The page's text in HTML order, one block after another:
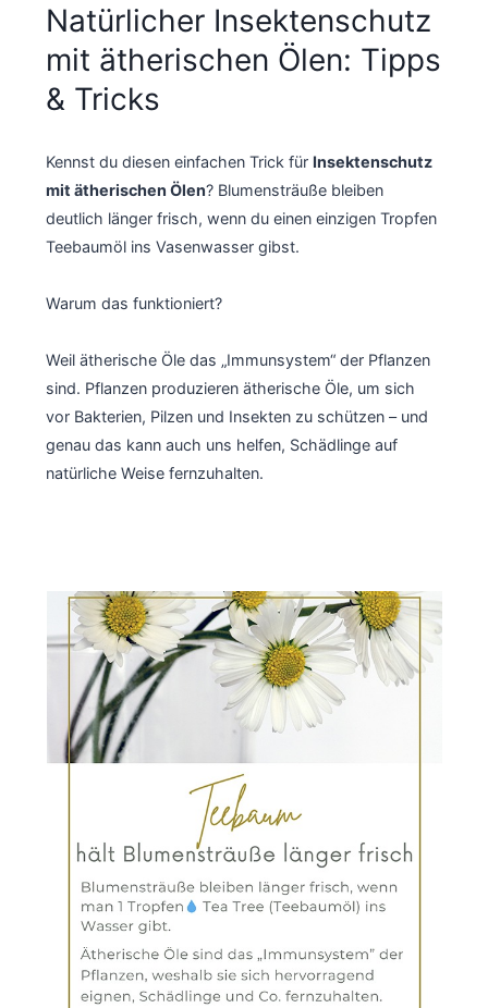
Natürlicher Insektenschutz
mit ätherischen Ölen: Tipps
& Tricks
Kennst du diesen einfachen Trick für Insektenschutz
mit ätherischen Ölen? Blumensträuße bleiben
deutlich länger frisch, wenn du einen einzigen Tropfen
Teebaumöl ins Vasenwasser gibst.
Warum das funktioniert?
Weil ätherische Öle das „Immunsystem“ der Pflanzen
sind. Pflanzen produzieren ätherische Öle, um sich
vor Bakterien, Pilzen und Insekten zu schützen – und
genau das kann auch uns helfen, Schädlinge auf
natürliche Weise fernzuhalten.